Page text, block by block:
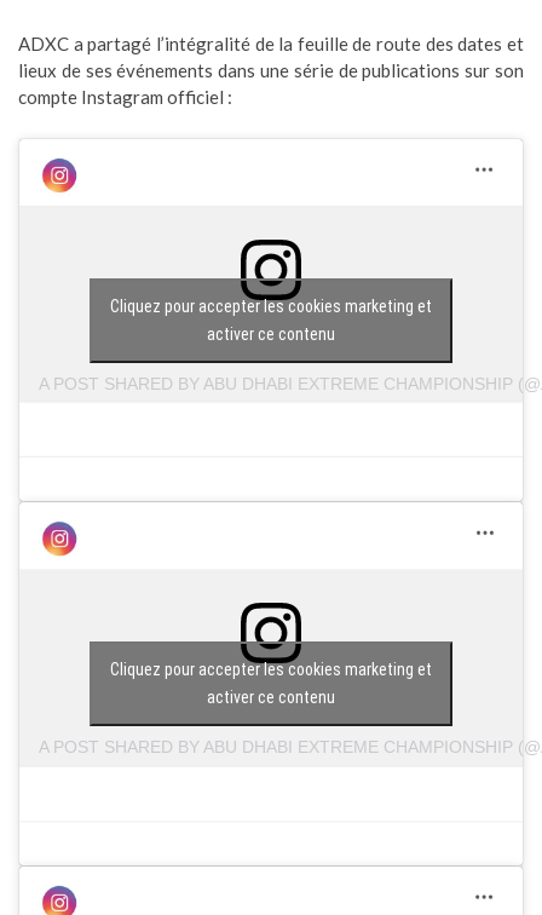
ADXC a partagé l’intégralité de la feuille de route des dates et
lieux de ses événements dans une série de publications sur son
compte Instagram officiel :
A POST SHARED BY ABU DHABI EXTREME CHAMPIONSHIP
Cliquez pour accepter les cookies marketing et
activer ce contenu
A POST SHARED BY ABU DHABI EXTREME CHAMPIONSHIP
Cliquez pour accepter les cookies marketing et
activer ce contenu